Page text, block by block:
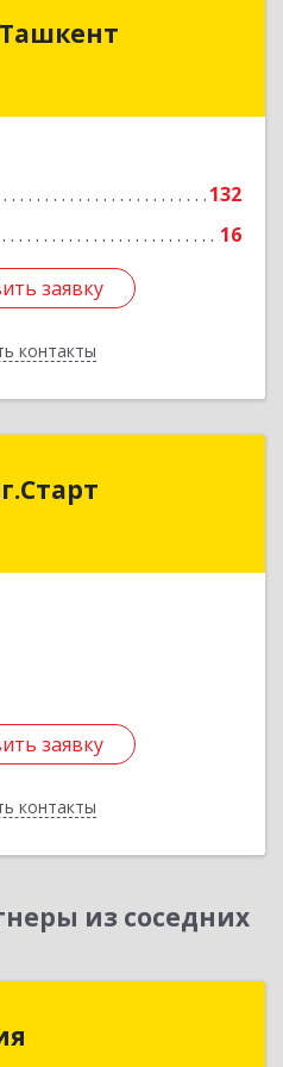
132
16
заявку
контакты
Бит,Ташкент
район, ул. Афросиаб,
заявку
заявку
контакты
Шахантахурский район,
заявку
из соседних